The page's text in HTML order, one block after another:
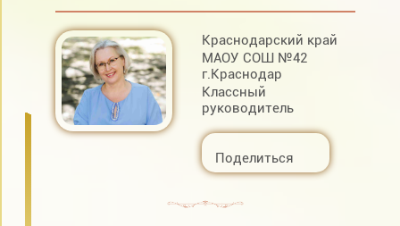
Краснодарский край
МАОУ СОШ №42
г.Краснодар
Классный
руководитель
Поделиться